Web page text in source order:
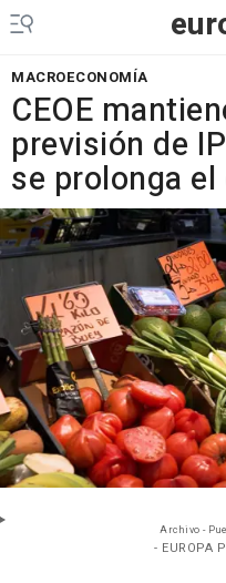
MACROECONOMÍA
CEOE
previsión de
se prolonga
Archivo -
- EUROPA